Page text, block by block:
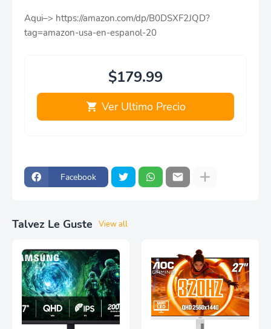
Aqui–> https://amazon.com/dp/B0DSXF2JQD?
tag=amazon-usa-en-espanol-20
$179.99
Ver Ultimo Precio
Facebook
Talvez Le Guste View all